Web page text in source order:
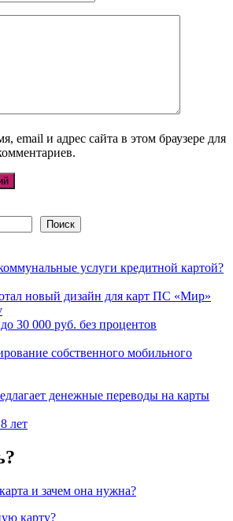
email и адрес сайта в этом браузере для
Поиск
услуги кредитной картой?
новый дизайн для карт ПС «Мир»
30 000 руб. без процентов
собственного мобильного
денежные переводы на карты
лет
и зачем она нужна?
карту?